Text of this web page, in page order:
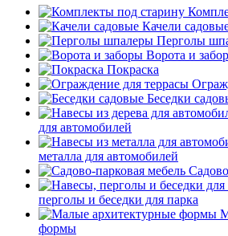
Качели
Перголы
Ворота и
Покраска
Беседки
для автомобилей
металла для автомобилей
перголы и беседки для парка
формы